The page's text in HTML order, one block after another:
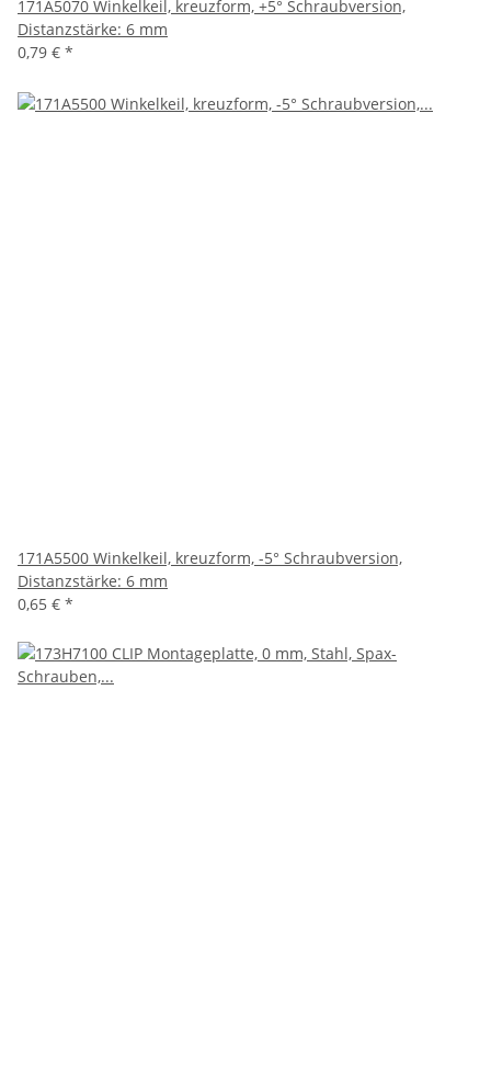
171A5070 Winkelkeil, kreuzform, +5° Schraubversion,
Distanzstärke: 6 mm
0,79 € *
171A5500 Winkelkeil, kreuzform, -5° Schraubversion,
Distanzstärke: 6 mm
0,65 € *